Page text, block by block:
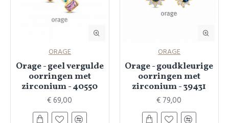
ORAGE
Orage - geel vergulde
oorringen met
zirconium - 40550
€ 69,00
ORAGE
Orage - goudkleurige
oorringen met
zirconium - 39431
€ 79,00